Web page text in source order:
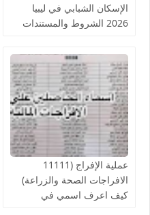
الإسكان الشبابي في ليبيا
2026 الشروط والمستندات
والتعديلات الجديدة
عملية الإفراج (11111
الافراجات الصحة والزراعة)
كيف اعرف اسمي في